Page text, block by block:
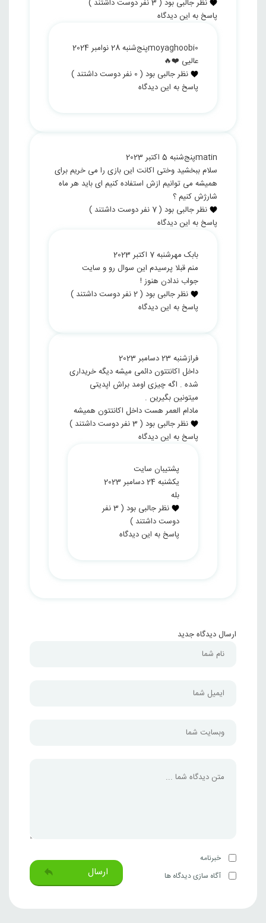
نظر جالبی بود (
3نفر دوست داشتند )
پاسخ به این دیدگاه
moyaghoobi0پنج‌شنبه 28 نوامبر 2024
عالیی ❤️🔥
نظر جالبی بود (
0 نفر دوست داشتند )
پاسخ به این دیدگاه
matinپنج‌شنبه 5 اکتبر 2023
سلام ببخشید وختی اکانت این بازی را می خریم برای
همیشه می توانیم ازش استفاده کنیم ای باید هر ماه
شارژش کنیم ؟
نظر جالبی بود (
7 نفر دوست داشتند )
پاسخ به این دیدگاه
بابک مهرشنبه 7 اکتبر 2023
منم قبلا پرسیدم این سوال رو و سایت
جواب ندادن هنوز !
نظر جالبی بود (
2نفر دوست داشتند )
پاسخ به این دیدگاه
فرازشنبه 23 دسامبر 2023
داخل اکانتتون دائمی میشه دیگه خریداری
شده . اگه چیزی اومد براش اپدیتی
میتونین بگیرین .
مادام العمر هست داخل اکانتتون همیشه
نظر جالبی بود (
3نفر دوست داشتند )
پاسخ به این دیدگاه
پشتیبان سایت
یکشنبه 24 دسامبر 2023
بله
نظر جالبی بود (
3نفر
دوست داشتند )
پاسخ به این دیدگاه
ارسال دیدگاه جدید
خبرنامه
آگاه سازی دیدگاه ها
ارسال